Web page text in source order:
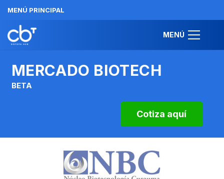
MENÚ PRINCIPAL
MENÚ
MERCADO BIOTECH
BETA
Cotiza aquí